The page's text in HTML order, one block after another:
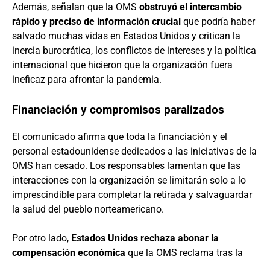
Además, señalan que la OMS obstruyó el intercambio
rápido y preciso de información crucial que podría haber
salvado muchas vidas en Estados Unidos y critican la
inercia burocrática, los conflictos de intereses y la política
internacional que hicieron que la organización fuera
ineficaz para afrontar la pandemia.
Financiación y compromisos paralizados
El comunicado afirma que toda la financiación y el
personal estadounidense dedicados a las iniciativas de la
OMS han cesado. Los responsables lamentan que las
interacciones con la organización se limitarán solo a lo
imprescindible para completar la retirada y salvaguardar
la salud del pueblo norteamericano.
Por otro lado, Estados Unidos rechaza abonar la
compensación económica que la OMS reclama tras la